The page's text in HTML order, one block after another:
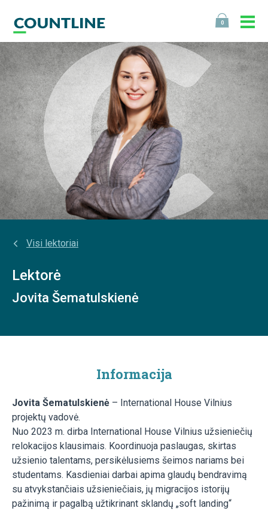
0
Visi lektoriai
Lektorė
Jovita Šematulskienė
Informacija
Jovita Šematulskienė – International House Vilnius
projektų vadovė.
Nuo 2023 m. dirba International House Vilnius užsieniečių
relokacijos klausimais. Koordinuoja paslaugas, skirtas
užsienio talentams, persikėlusiems šeimos nariams bei
studentams. Kasdieniai darbai apima glaudų bendravimą
su atvykstančiais užsieniečiais, jų migracijos istorijų
pažinimą ir pagalbą užtikrinant sklandų „soft landing“